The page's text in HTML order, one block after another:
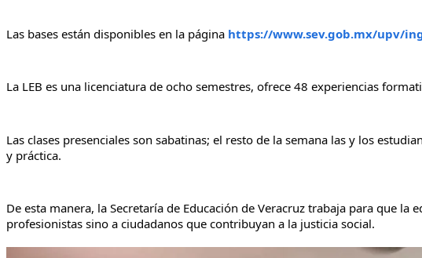
Las bases están disponibles en la página https://www.sev.gob.mx/upv/
La LEB es una licenciatura de ocho semestres, ofrece 48 experiencias
Las clases presenciales son sabatinas; el resto de la semana las y los
y práctica.
De esta manera, la Secretaría de Educación de Veracruz trabaja para que
profesionistas sino a ciudadanos que contribuyan a la justicia social.